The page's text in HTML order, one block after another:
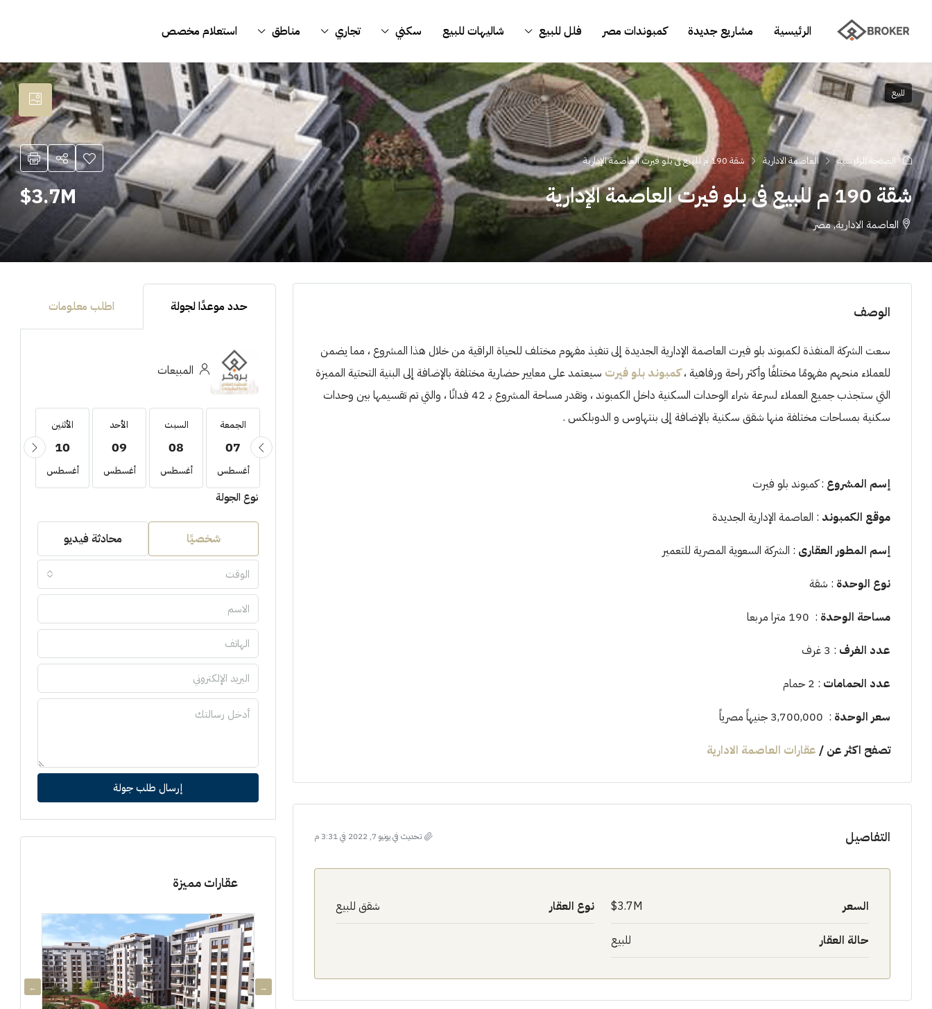
الرئيسية مشاريع جديدة كمبوندات مصر فلل للبيع شاليهات للبيع سكني تجاري مناطق استعلام مخصص
للبيع
الصفحة الرئيسية العاصمة الادارية شقة 190 م للبيع فى بلو فيرت العاصمة الإدارية
شقة 190 م للبيع فى بلو فيرت العاصمة الإدارية
العاصمة الادارية, مصر
3.7M$
الوصف
سعت الشركة المنفذة لكمبوند بلو فيرت العاصمة الإدارية الجديدة إلى تنفيذ مفهوم مختلف للحياة الراقية من خلال هذا المشروع ، مما يضمن
للعملاء منحهم مفهومًا مختلفًا وأكثر راحة ورفاهية ،كمبوند بلو فيرت سيعتمد على معايير حضارية مختلفة بالإضافة إلى البنية التحتية المميزة
التي ستجذب جميع العملاء لسرعة شراء الوحدات السكنية داخل الكمبوند ، وتقدر مساحة المشروع بـ 42 فدانًا ، والتي تم تقسيمها بين وحدات
سكنية بمساحات مختلفة منها شقق سكنية بالإضافة إلى بنتهاوس و الدوبلكس .
إسم المشروع : كمبوند بلو فيرت
موقع الكمبوند : العاصمة الإدارية الجديدة
إسم المطور العقارى : الشركة السعوية المصرية للتعمير
نوع الوحدة : شقة
مساحة الوحدة : 190 مترا مربعا
عدد الغرف : 3 غرف
عدد الحمامات : 2 حمام
سعر الوحدة : 3,700,000 جنيهاً مصرياً
تصفح اكثر عن / عقارات العاصمة الادارية
التفاصيل تحديث في يونيو 7, 2022 في 3:31 م
السعر 3.7M$ نوع العقار شقق للبيع
حالة العقار للبيع
حدد موعدًا لجولة اطلب معلومات
المبيعات
الجمعة
07
أغسطس
السبت
08
أغسطس
الأحد
09
أغسطس
الأثنين
10
أغسطس
نوع الجولة
شخصيًا محادثة فيديو
الوقت
إرسال طلب جولة
عقارات مميزة